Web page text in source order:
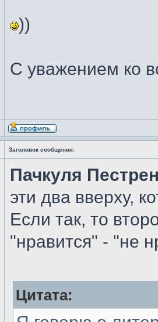
))
С уважением ко
Заголовок сообщения:
Пачкуля
эти два вверху,
Если так, то
"нравится" - "не
Цитата: